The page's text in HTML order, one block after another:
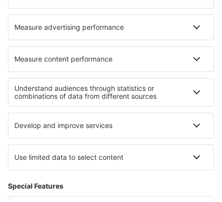
WizzAir
Om eSky
Köpvillkor
Mina bokningar
Integritetspolicy
Support och kontakt
Integritet
Länder